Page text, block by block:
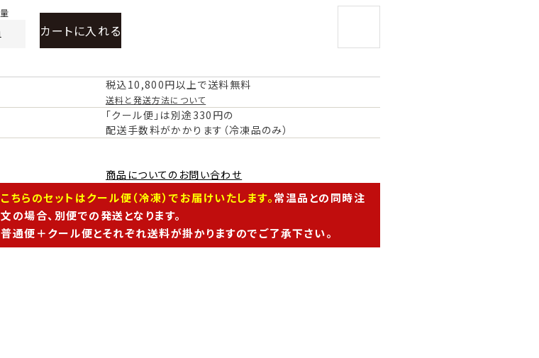
カートに入れる
税込10,800円以上で送料無料
送料と発送方法について
「クール便」は別途330円の
配送手数料がかかります（冷凍品のみ）
商品についてのお問い合わせ
こちらのセットはクール便（冷凍）でお届けいたします。常温品との同時注
文の場合、別便での発送となります。
普通便＋クール便とそれぞれ送料が掛かりますのでご了承下さい。